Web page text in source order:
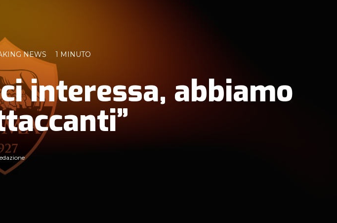
NEWS 1 MINUTO
interessa, abbiamo